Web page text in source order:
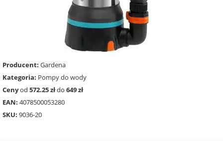
Producent: Gardena
Kategoria: Pompy do wody
Cenyod 572.25 złdo 649 zł
EAN: 4078500053280
SKU: 9036-20